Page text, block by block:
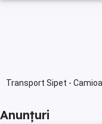
Transport Sipet -
Anunțuri